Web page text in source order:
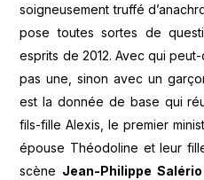
soigneusement truffé
pose toutes sortes de
esprits de 2012. Avec qui
pas une, sinon avec un
est la donnée de base qui
fils-fille Alexis, le premier
épouse Théodoline et leur
scène Jean-Philippe Salério